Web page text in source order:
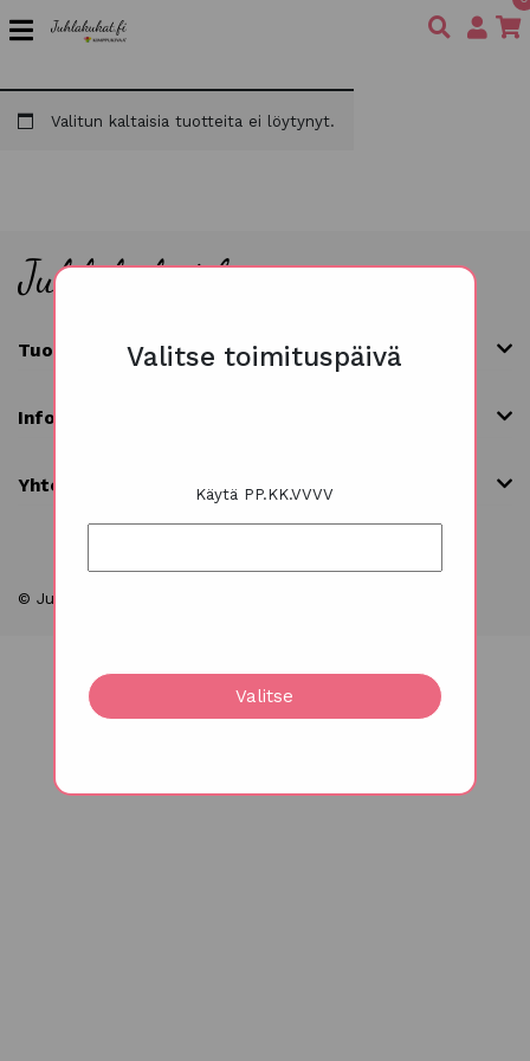
Valitse toimituspäivä
Käytä PP.KK.VVVV
Valitse
Valitun kaltaisia tuotteita ei löytynyt.
Tuoteryhmät
Info
Yhteystiedot
© Juhlakukat 2026